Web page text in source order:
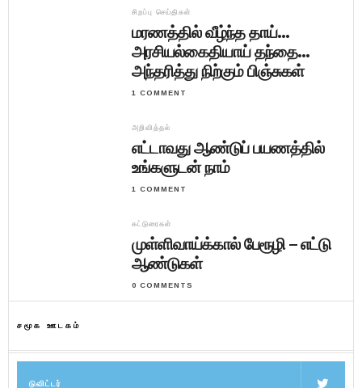
சிறப்பு செய்திகள்
மரணத்தில் வீழ்ந்த தாய்…
அரசியல்கைதியாய் தந்தை…
அந்தரித்து நிற்கும் பிஞ்சுகள்
1 COMMENT
அறிவித்தல்
எட்டாவது ஆண்டுப் பயணத்தில்
உங்களுடன் நாம்
1 COMMENT
கட்டுரைகள்
முள்ளிவாய்க்கால் பேரூழி – எட்டு
ஆண்டுகள்
0 COMMENTS
சமூக ஊடகம்
டுவிட்டர்